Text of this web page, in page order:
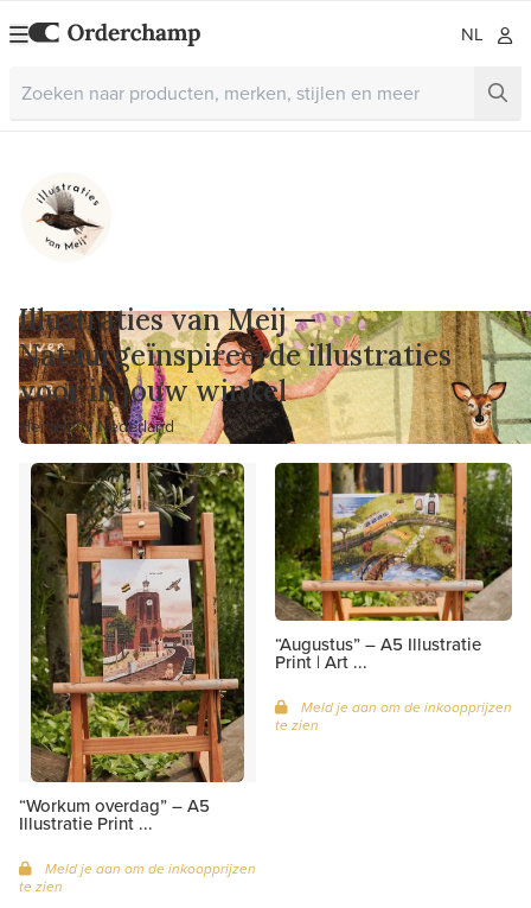
NL
Illustraties van Meij —
Natuurgeïnspireerde illustraties
voor in jouw winkel
Hemelum, Nederland
“Workum overdag” – A5
Illustratie Print ...
Meld je aan om de inkoopprijzen
te zien
“Augustus” – A5 Illustratie
Print | Art ...
Meld je aan om de inkoopprijzen
te zien